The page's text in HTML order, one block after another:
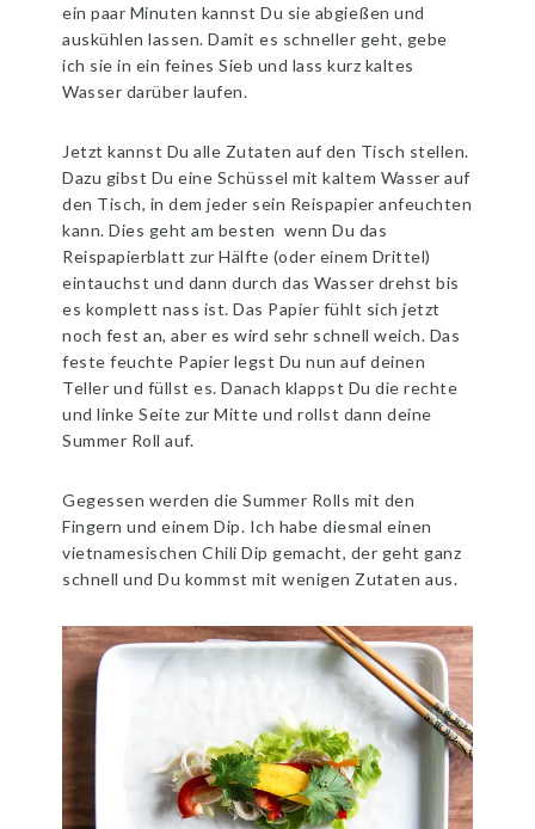
ein paar Minuten kannst Du sie abgießen und
auskühlen lassen. Damit es schneller geht, gebe
ich sie in ein feines Sieb und lass kurz kaltes
Wasser darüber laufen.
Jetzt kannst Du alle Zutaten auf den Tisch stellen.
Dazu gibst Du eine Schüssel mit kaltem Wasser auf
den Tisch, in dem jeder sein Reispapier anfeuchten
kann. Dies geht am besten wenn Du das
Reispapierblatt zur Hälfte (oder einem Drittel)
eintauchst und dann durch das Wasser drehst bis
es komplett nass ist. Das Papier fühlt sich jetzt
noch fest an, aber es wird sehr schnell weich. Das
feste feuchte Papier legst Du nun auf deinen
Teller und füllst es. Danach klappst Du die rechte
und linke Seite zur Mitte und rollst dann deine
Summer Roll auf.
Gegessen werden die Summer Rolls mit den
Fingern und einem Dip. Ich habe diesmal einen
vietnamesischen Chili Dip gemacht, der geht ganz
schnell und Du kommst mit wenigen Zutaten aus.